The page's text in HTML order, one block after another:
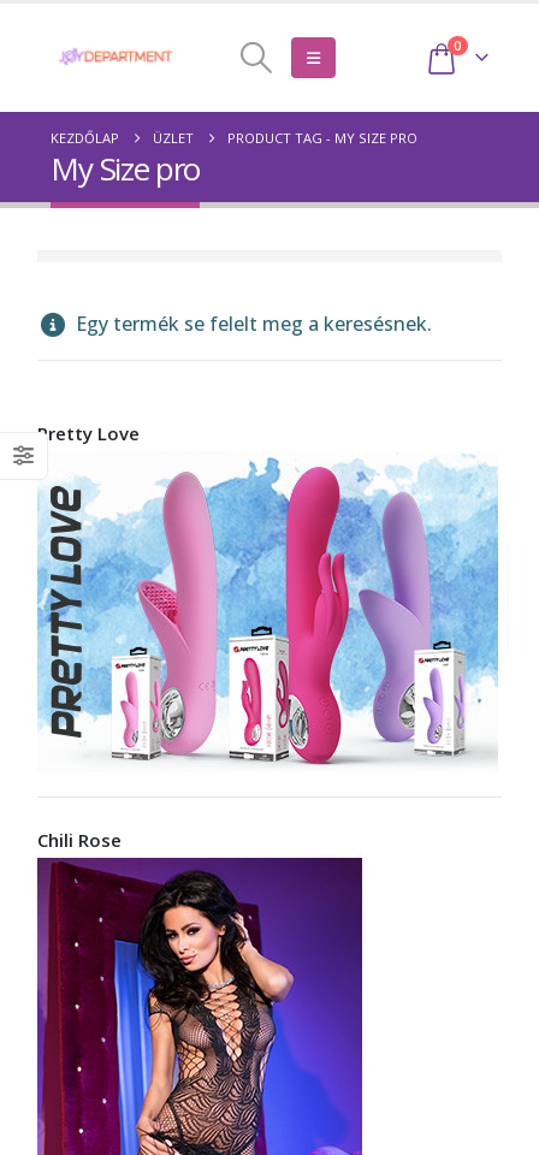
0
KEZDŐLAP ÜZLET PRODUCT TAG - MY SIZE PRO
My Size pro
Egy termék se felelt meg a keresésnek.
Pretty Love
Chili Rose